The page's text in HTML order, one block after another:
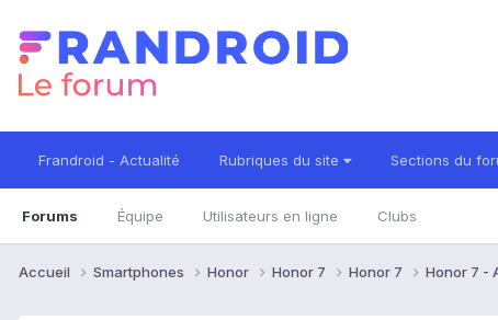
Frandroid - Actualité Rubriques du site Sections du
Forums Équipe Utilisateurs en ligne Clubs
Accueil Smartphones Honor Honor 7 Honor 7 Honor 7 -